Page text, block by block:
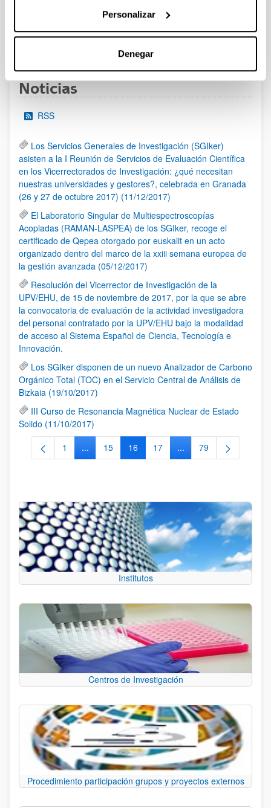
Personalizar
Denegar
PáginaPágina
Noticias
RSS
Los Servicios Generales de Investigación (SGIker)
asisten a la I Reunión de Servicios de Evaluación Científica
en los Vicerrectorados de Investigación: ¿qué necesitan
nuestras universidades y gestores?, celebrada en Granada
(26 y 27 de octubre 2017) (11/12/2017)
El Laboratorio Singular de Multiespectroscopías
Acopladas (RAMAN-LASPEA) de los SGIker, recoge el
certificado de Qepea otorgado por euskalit en un acto
organizado dentro del marco de la xxiii semana europea de
la gestión avanzada (05/12/2017)
Resolución del Vicerrector de Investigación de la
UPV/EHU, de 15 de noviembre de 2017, por la que se abre
la convocatoria de evaluación de la actividad investigadora
del personal contratado por la UPV/EHU bajo la modalidad
de acceso al Sistema Español de Ciencia, Tecnología e
Innovación.
Los SGIker disponen de un nuevo Analizador de Carbono
Orgánico Total (TOC) en el Servicio Central de Análisis de
Bizkaia (19/10/2017)
III Curso de Resonancia Magnética Nuclear de Estado
Solido (11/10/2017)
Página
1 ...Páginas intermedias Use TAB para desplazarse.
Página
15 Página
16 Página
17 ...Páginas intermedias
Página
79
Institutos
Centros de Investigación
Procedimiento participación grupos y proyectos externos